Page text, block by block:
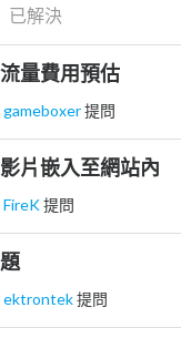
已解決
量費用預估
gameboxer提問
片嵌入至網站內
FireK提問
ektrontek提問